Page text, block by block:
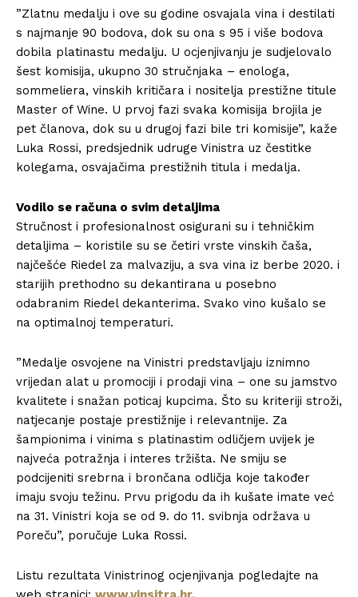
”Zlatnu medalju i ove su godine osvajala vina i destilati
s najmanje 90 bodova, dok su ona s 95 i više bodova
dobila platinastu medalju. U ocjenjivanju je sudjelovalo
šest komisija, ukupno 30 stručnjaka – enologa,
sommeliera, vinskih kritičara i nositelja prestižne titule
Master of Wine. U prvoj fazi svaka komisija brojila je
pet članova, dok su u drugoj fazi bile tri komisije”, kaže
Luka Rossi, predsjednik udruge Vinistra uz čestitke
kolegama, osvajačima prestižnih titula i medalja.
Vodilo se računa o svim detaljima
Stručnost i profesionalnost osigurani su i tehničkim
detaljima – koristile su se četiri vrste vinskih čaša,
najčešće Riedel za malvaziju, a sva vina iz berbe 2020. i
starijih prethodno su dekantirana u posebno
odabranim Riedel dekanterima. Svako vino kušalo se
na optimalnoj temperaturi.
”Medalje osvojene na Vinistri predstavljaju iznimno
vrijedan alat u promociji i prodaji vina – one su jamstvo
kvalitete i snažan poticaj kupcima. Što su kriteriji stroži,
natjecanje postaje prestižnije i relevantnije. Za
šampionima i vinima s platinastim odličjem uvijek je
najveća potražnja i interes tržišta. Ne smiju se
podcijeniti srebrna i brončana odličja koje također
imaju svoju težinu. Prvu prigodu da ih kušate imate već
na 31. Vinistri koja se od 9. do 11. svibnja održava u
Poreču”, poručuje Luka Rossi.
Listu rezultata Vinistrinog ocjenjivanja pogledajte na